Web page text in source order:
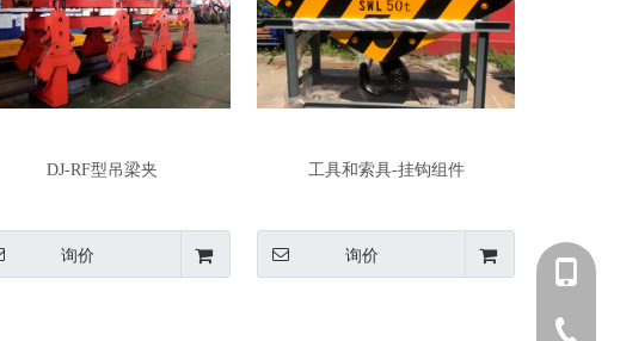
DJ-RF型吊梁夹
询价
工具和索具-挂钩组件
询价
+86
+86
+86-